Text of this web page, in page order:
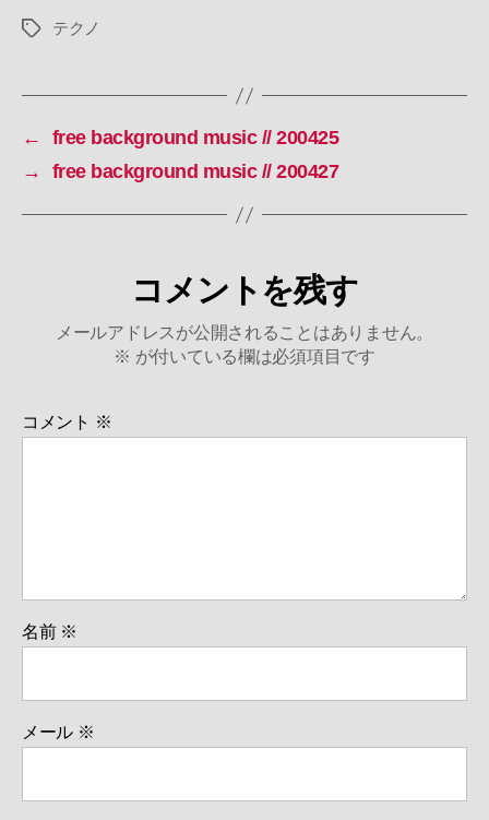
タ
テクノ
←
free background music // 200425
→
free background music // 200427
コメントを残す
メールアドレスが公開されることはありません。
※ が付いている欄は必須項目です
コメント ※
名前 ※
メール ※